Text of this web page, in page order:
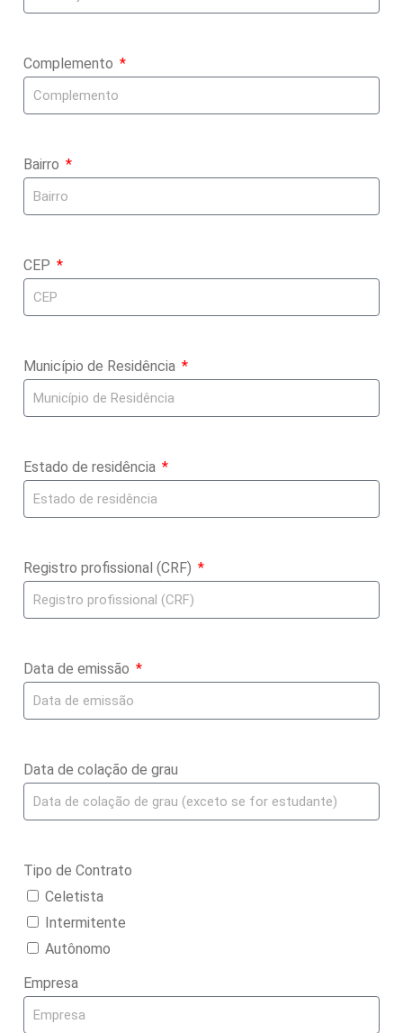
Complemento
Bairro
CEP
Município de Residência
Estado de residência
Registro profissional (CRF)
Data de emissão
Data de colação de grau
Tipo de Contrato
Celetista
Intermitente
Autônomo
Empresa